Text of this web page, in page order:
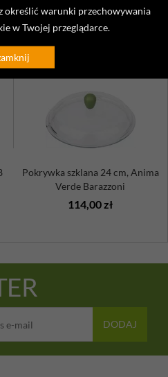
określić warunki przechowywania
w Twojej przeglądarce.
TAKŻE
Pokrywka szklana 24 cm, Anima
Verde Barazzoni
114,00 zł
DODAJ